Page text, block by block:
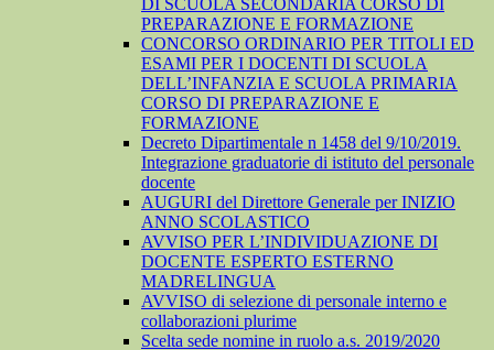
DI SCUOLA SECONDARIA CORSO DI
PREPARAZIONE E FORMAZIONE
CONCORSO ORDINARIO PER TITOLI ED
ESAMI PER I DOCENTI DI SCUOLA
DELL’INFANZIA E SCUOLA PRIMARIA
CORSO DI PREPARAZIONE E
FORMAZIONE
Decreto Dipartimentale n 1458 del 9/10/2019.
Integrazione graduatorie di istituto del personale
docente
AUGURI del Direttore Generale per INIZIO
ANNO SCOLASTICO
AVVISO PER L’INDIVIDUAZIONE DI
DOCENTE ESPERTO ESTERNO
MADRELINGUA
AVVISO di selezione di personale interno e
collaborazioni plurime
Scelta sede nomine in ruolo a.s. 2019/2020